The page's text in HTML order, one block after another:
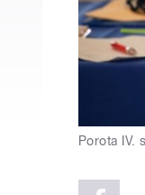
Porota IV.